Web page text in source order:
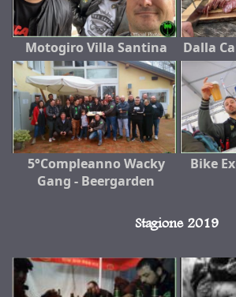
Motogiro Villa Santina Dalla
5°Compleanno Wacky
Gang - Beergarden
Bike
Stagione 2019